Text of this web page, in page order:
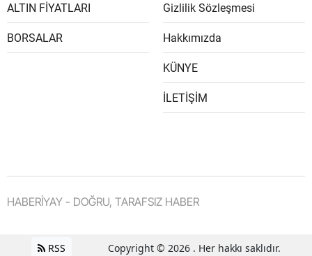
ALTIN FİYATLARI
BORSALAR
Gizlilik Sözleşmesi
Hakkımızda
KÜNYE
İLETİŞİM
HABERİYAY - DOĞRU, TARAFSIZ HABER
RSS Copyright © 2026 . Her hakkı saklıdır.